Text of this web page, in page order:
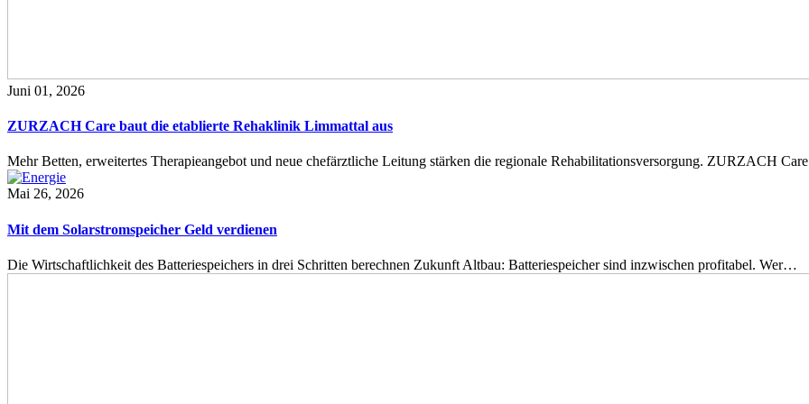
Juni 01, 2026
ZURZACH Care baut die etablierte Rehaklinik Limmattal aus
Mehr Betten, erweitertes Therapieangebot und neue chefärztliche Leitung stärken die regionale Rehabilitationsversorgung. ZURZACH
Mai 26, 2026
Mit dem Solarstromspeicher Geld verdienen
Die Wirtschaftlichkeit des Batteriespeichers in drei Schritten berechnen Zukunft Altbau: Batteriespeicher sind inzwischen profitabel. Wer…